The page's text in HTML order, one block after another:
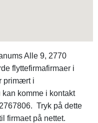
Alle 9, 2770
flyttefirmafirmaer i
primært i
komme i kontakt
Tryk på dette
firmaet på nettet.